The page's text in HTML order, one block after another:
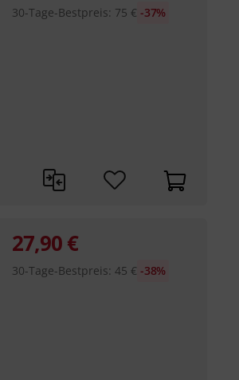
30-Tage-Bestpreis: 75 € -37%
27,90€
30-Tage-Bestpreis:45 € -38%